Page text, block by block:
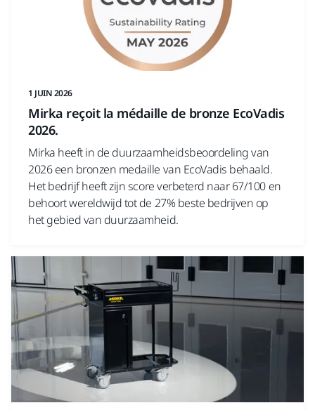
1 JUIN 2026
Mirka reçoit la médaille de bronze EcoVadis
2026.
Mirka heeft in de duurzaamheidsbeoordeling van
2026 een bronzen medaille van EcoVadis behaald.
Het bedrijf heeft zijn score verbeterd naar 67/100 en
behoort wereldwijd tot de 27% beste bedrijven op
het gebied van duurzaamheid.